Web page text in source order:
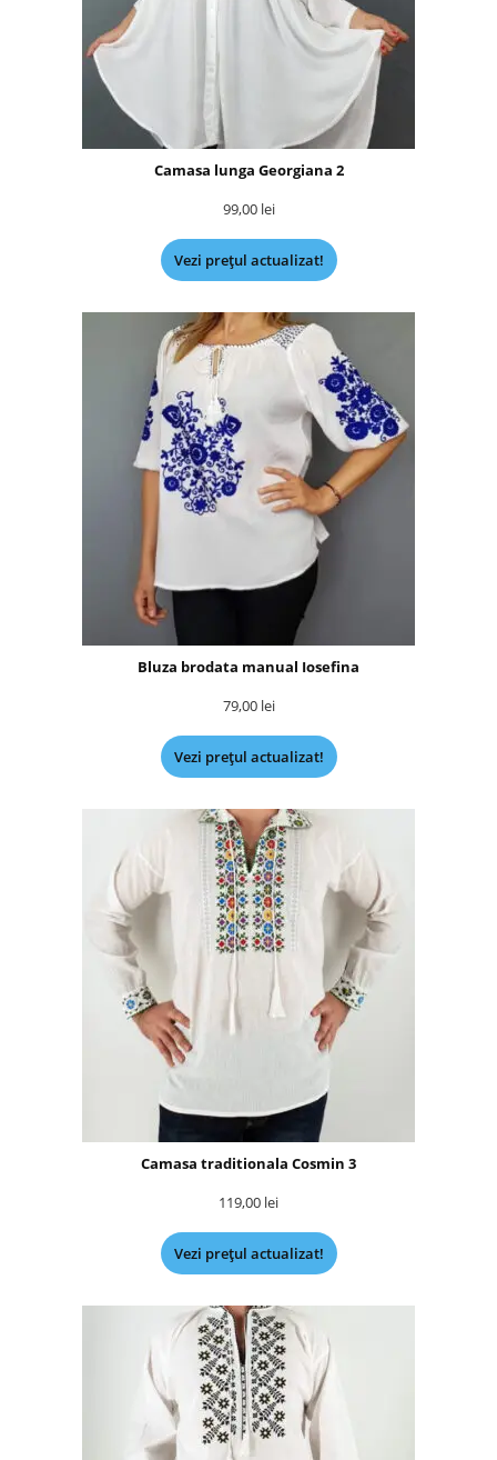
Camasa lunga Georgiana 2
99,00 lei
Vezi prețul actualizat!
Bluza brodata manual Iosefina
79,00 lei
Vezi prețul actualizat!
Camasa traditionala Cosmin 3
119,00 lei
Vezi prețul actualizat!